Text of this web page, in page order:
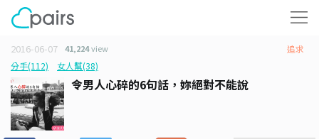
2016-06-07 41,224view
追求
分手(112)
女人幫(38)
令男人心碎的6句話，妳絕對不能說